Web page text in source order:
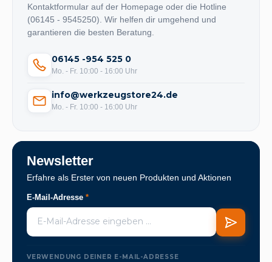
Kontaktformular auf der Homepage oder die Hotline
(06145 - 9545250). Wir helfen dir umgehend und
garantieren die besten Beratung.
06145 -954 525 0
Mo. - Fr. 10:00 - 16:00 Uhr
info@werkzeugstore24.de
Mo. - Fr. 10:00 - 16:00 Uhr
Newsletter
Erfahre als Erster von neuen Produkten und Aktionen
E-Mail-Adresse *
VERWENDUNG DEINER E-MAIL-ADRESSE